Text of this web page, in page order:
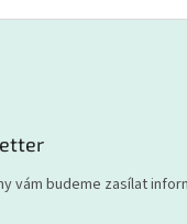
vám budeme zasílat